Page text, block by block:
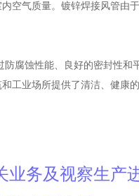
空气质量。镀锌焊接风管由
防腐蚀性能、良好的密封性和
工业场所提供了清洁、健康的
业务及视察生产